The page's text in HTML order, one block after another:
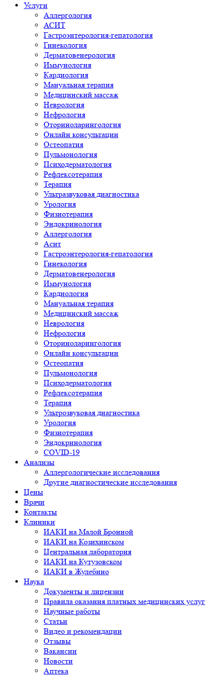
Услуги
Аллергология
АСИТ
Гастроэнтерология-гепатология
Гинекология
Дерматовенерология
Иммунология
Кардиология
Мануальная терапия
Медицинский массаж
Неврология
Нефрология
Оториноларингология
Онлайн консультации
Остеопатия
Пульмонология
Психодерматология
Рефлексотерапия
Терапия
Ультразвуковая диагностика
Урология
Физиотерапия
Эндокринология
Аллергология
Асит
Гастроэнтерология-гепатология
Гинекология
Дерматовенерология
Иммунология
Кардиология
Мануальная терапия
Медицинский массаж
Неврология
Нефрология
Оториноларингология
Онлайн консультации
Остеопатия
Пульмонология
Психодерматология
Рефлексотерапия
Терапия
Ультрозвуковая диагностика
Урология
Физиотерапия
Эндокринология
COVID-19
Анализы
Аллергологические исследования
Другие диагностические исследования
Цены
Врачи
Контакты
Клиники
ИАКИ на Малой Бронной
ИАКИ на Козихинском
Центральная лаборатория
ИАКИ на Кутузовском
ИАКИ в Жулебино
Наука
Документы и лицензии
Правила оказания платных медицинских услуг
Научные работы
Статьи
Видео и рекомендации
Отзывы
Вакансии
Новости
Аптека